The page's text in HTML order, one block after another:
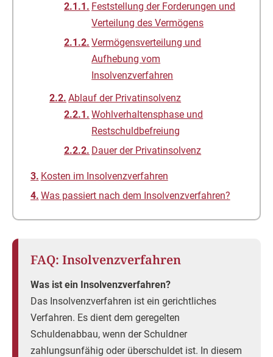
Feststellung der Forderungen und
Verteilung des Vermögens
Vermögensverteilung und
Aufhebung vom
Insolvenzverfahren
Ablauf der Privatinsolvenz
Wohlverhaltensphase und
Restschuldbefreiung
Dauer der Privatinsolvenz
Kosten im Insolvenzverfahren
Was passiert nach dem Insolvenzverfahren?
FAQ: Insolvenzverfahren
Was ist ein Insolvenzverfahren?
Das Insolvenzverfahren ist ein gerichtliches
Verfahren. Es dient dem geregelten
Schuldenabbau, wenn der Schuldner
zahlungsunfähig oder überschuldet ist. In diesem